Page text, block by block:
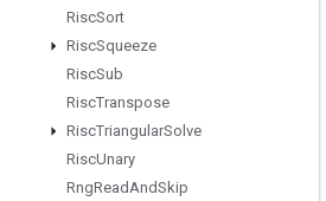
RiscSort
RiscSqueeze
RiscSub
RiscTranspose
RiscTriangularSolve
RiscUnary
RngReadAndSkip